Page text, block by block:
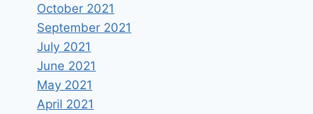
October 2021
September 2021
July 2021
June 2021
May 2021
April 2021